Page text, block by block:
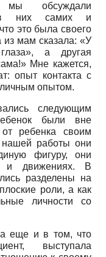
мы обсуждали
в них самих и
это была своего
из мам сказала: «У
а другая
Мне кажется,
опыт контакта с
личным опытом.
следующим
были вне
ребенка своим
работы они
фигуру, они
и движениях. В
разделены на
роли, а как
личности со
еще и в том, что
выступала